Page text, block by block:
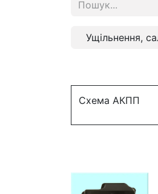
Ущільнення,
Схема АКПП